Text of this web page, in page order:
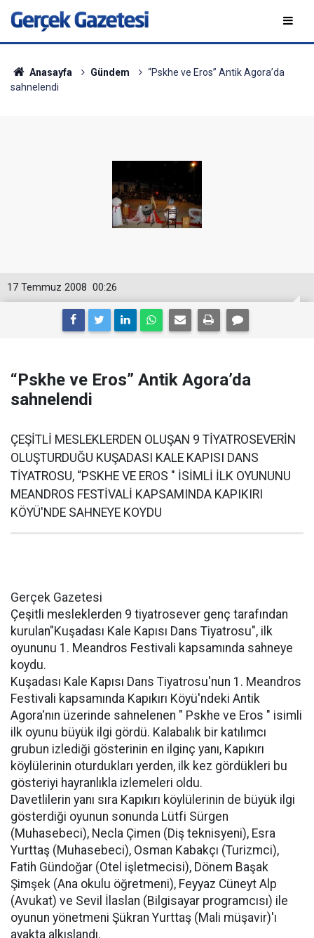
Anasayfa Gündem
“Pskhe ve Eros” Antik Agora’da
sahnelendi
00:26
17 Temmuz 2008
“Pskhe ve Eros” Antik Agora’da
sahnelendi
ÇEŞİTLİ MESLEKLERDEN OLUŞAN 9 TİYATROSEVERİN
OLUŞTURDUĞU KUŞADASI KALE KAPISI DANS
TİYATROSU, “PSKHE VE EROS " İSİMLİ İLK OYUNUNU
MEANDROS FESTİVALİ KAPSAMINDA KAPIKIRI
KÖYÜ'NDE SAHNEYE KOYDU
Gerçek Gazetesi
Çeşitli mesleklerden 9 tiyatrosever genç tarafından
kurulan"Kuşadası Kale Kapısı Dans Tiyatrosu", ilk
oyununu 1. Meandros Festivali kapsamında sahneye
koydu.
Kuşadası Kale Kapısı Dans Tiyatrosu'nun 1. Meandros
Festivali kapsamında Kapıkırı Köyü'ndeki Antik
Agora'nın üzerinde sahnelenen " Pskhe ve Eros " isimli
ilk oyunu büyük ilgi gördü. Kalabalık bir katılımcı
grubun izlediği gösterinin en ilginç yanı, Kapıkırı
köylülerinin oturdukları yerden, ilk kez gördükleri bu
gösteriyi hayranlıkla izlemeleri oldu.
Davetlilerin yanı sıra Kapıkırı köylülerinin de büyük ilgi
gösterdiği oyunun sonunda Lütfi Sürgen
(Muhasebeci), Necla Çimen (Diş teknisyeni), Esra
Yurttaş (Muhasebeci), Osman Kabakçı (Turizmci),
Fatih Gündoğar (Otel işletmecisi), Dönem Başak
Şimşek (Ana okulu öğretmeni), Feyyaz Cüneyt Alp
(Avukat) ve Sevil İlaslan (Bilgisayar programcısı) ile
oyunun yönetmeni Şükran Yurttaş (Mali müşavir)'ı
ayakta alkışlandı.